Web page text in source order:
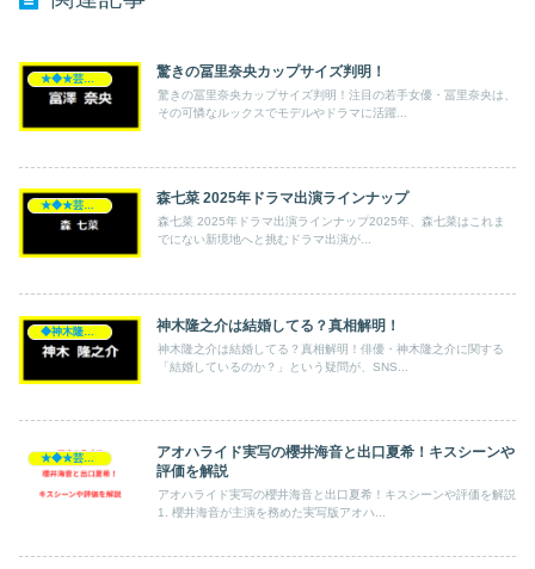
驚きの冨里奈央カップサイズ判明！
驚きの冨里奈央カップサイズ判明！注目の若手女優・冨里奈央は、
その可憐なルックスでモデルやドラマに活躍...
森七菜 2025年ドラマ出演ラインナップ
森七菜 2025年ドラマ出演ラインナップ2025年、森七菜はこれま
でにない新境地へと挑むドラマ出演が...
神木隆之介は結婚してる？真相解明！
神木隆之介は結婚してる？真相解明！俳優・神木隆之介に関する
「結婚しているのか？」という疑問が、SNS...
アオハライド実写の櫻井海音と出口夏希！キスシーンや
評価を解説
アオハライド実写の櫻井海音と出口夏希！キスシーンや評価を解説
1. 櫻井海音が主演を務めた実写版アオハ...